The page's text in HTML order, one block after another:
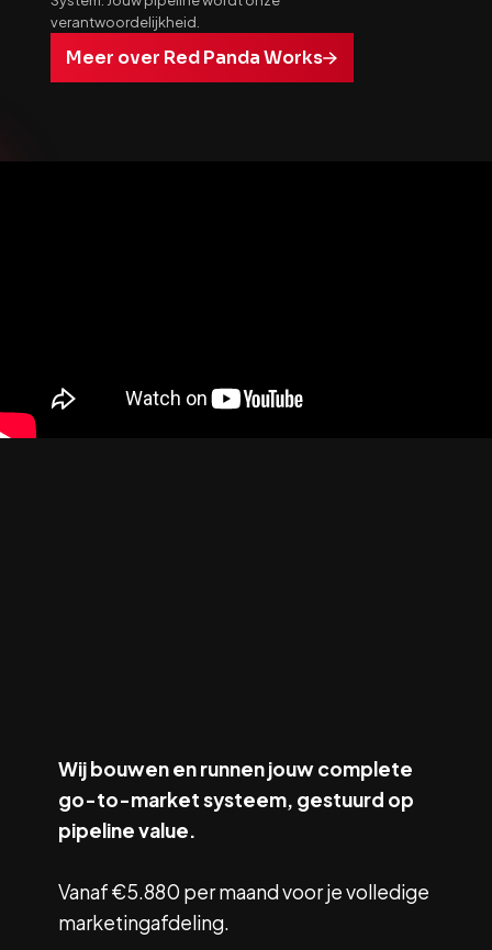
verantwoordelijkheid.
Meer over Red Panda Works
Wij bouwen en runnen jouw complete
go-to-market systeem, gestuurd op
pipeline value.
Vanaf €5.880 per maand voor je volledige
marketingafdeling.